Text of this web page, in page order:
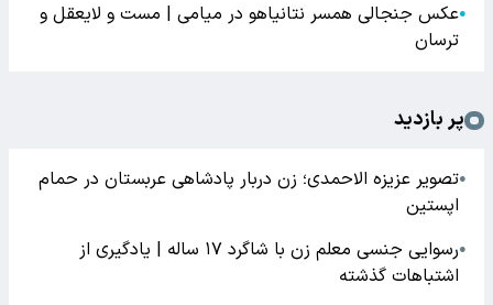
●عکس جنجالی همسر نتانیاهو در میامی | مست و لایعقل و
ترسان
پر بازدید
●تصویر عزیزه الاحمدی؛ زن دربار پادشاهی عربستان در حمام
اپستین
●
رسوایی جنسی معلم زن با شاگرد ۱۷ ساله | یادگیری از
اشتباهات گذشته